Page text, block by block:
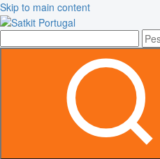
Skip to main content